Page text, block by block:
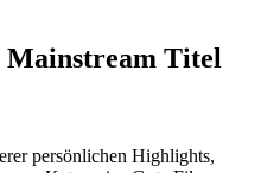
Mainstream Titel
persönlichen Highlights,